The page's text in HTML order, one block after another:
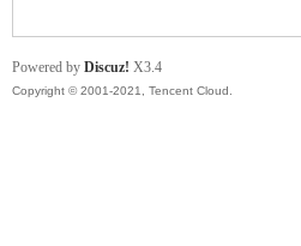
Powered by Discuz! X3.4
Copyright © 2001-2021, Tencent Cloud.